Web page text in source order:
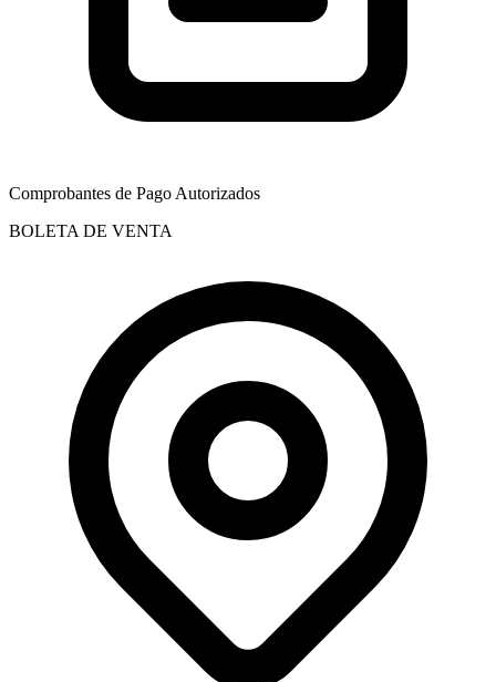
Comprobantes de Pago Autorizados
BOLETA DE VENTA